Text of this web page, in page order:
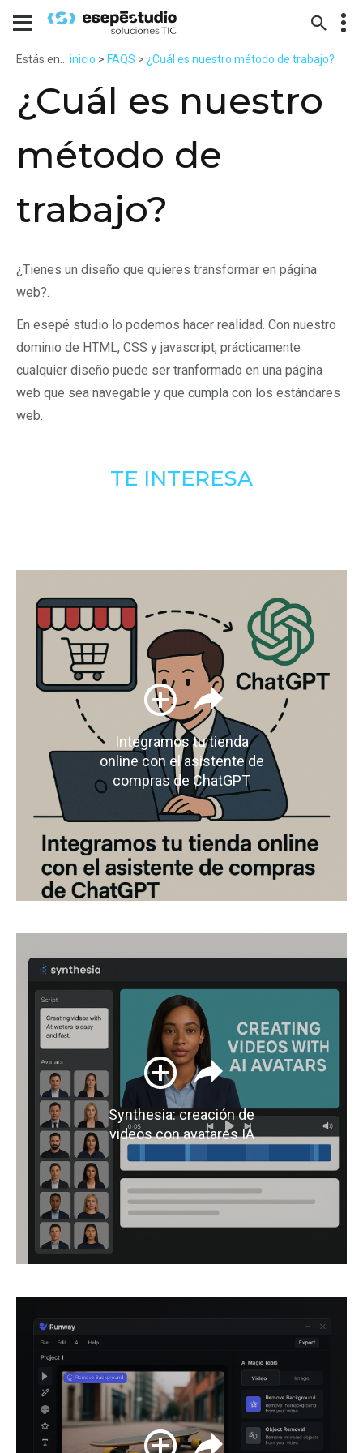
Estás en... inicio > FAQS > ¿Cuál es nuestro método de trabajo?
¿Cuál es nuestro
método de
trabajo?
¿Tienes un diseño que quieres transformar en página
web?.
En esepé studio lo podemos hacer realidad. Con nuestro
dominio de HTML, CSS y javascript, prácticamente
cualquier diseño puede ser tranformado en una página
web que sea navegable y que cumpla con los estándares
web.
TE INTERESA
Integramos tu tienda
online con el asistente de
compras de ChatGPT
Synthesia: creación de
videos con avatares IA